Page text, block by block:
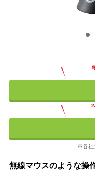
※各社
無線マウスのような操